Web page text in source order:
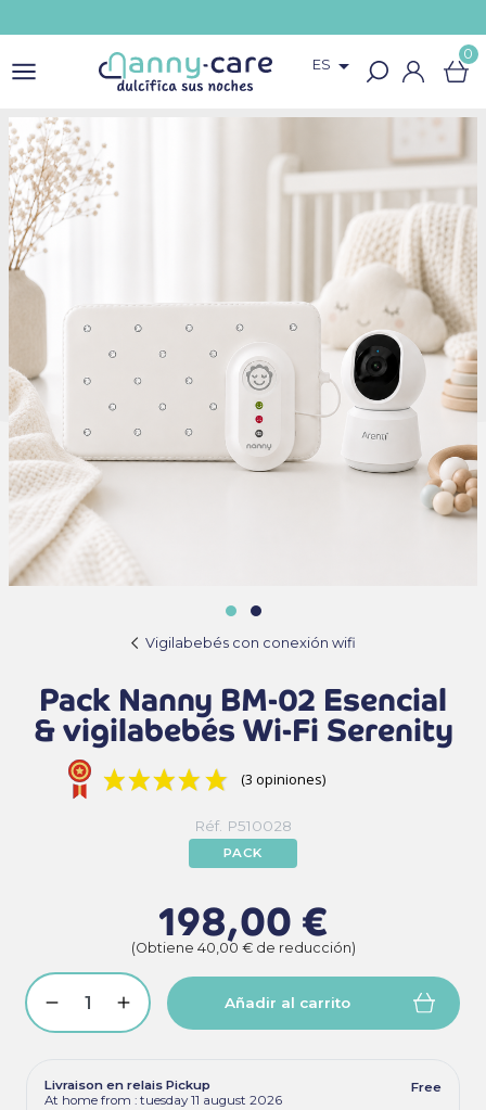
ES  0
Vigilabebés con conexión wifi
Pack Nanny BM-02 Esencial
& vigilabebés Wi-Fi Serenity
(3 opiniones)
Réf. P510028
PACK
198,00 €
(Obtiene 40,00 € de reducción)
Añadir al carrito
Livraison en relais Pickup
At home from : tuesday 11 august 2026
Free